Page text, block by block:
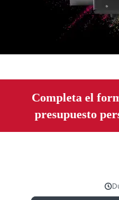
Completa el
presupuesto